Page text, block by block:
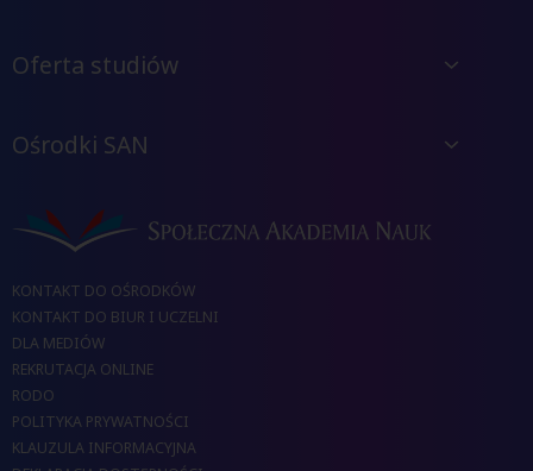
Oferta studiów
Ośrodki SAN
KONTAKT DO OŚRODKÓW
KONTAKT DO BIUR I UCZELNI
DLA MEDIÓW
REKRUTACJA ONLINE
RODO
POLITYKA PRYWATNOŚCI
KLAUZULA INFORMACYJNA